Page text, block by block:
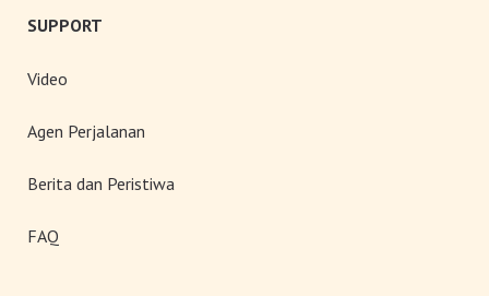
SUPPORT
Video
Agen Perjalanan
Berita dan Peristiwa
FAQ